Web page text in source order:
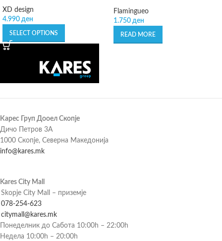
XD design
4.990 ден
SELECT OPTIONS
Flamingueo
1.750 ден
READ MORE
Карес Груп Дооел Скопје
Дичо Петров 3А
1000 Скопје, Северна Македонија
info@kares.mk
Kares City Mall
Skopje City Mall – приземје
078-254-623
citymall@kares.mk
Понеделник до Сабота 10:00h – 22:00h
Недела 10:00h – 20:00h